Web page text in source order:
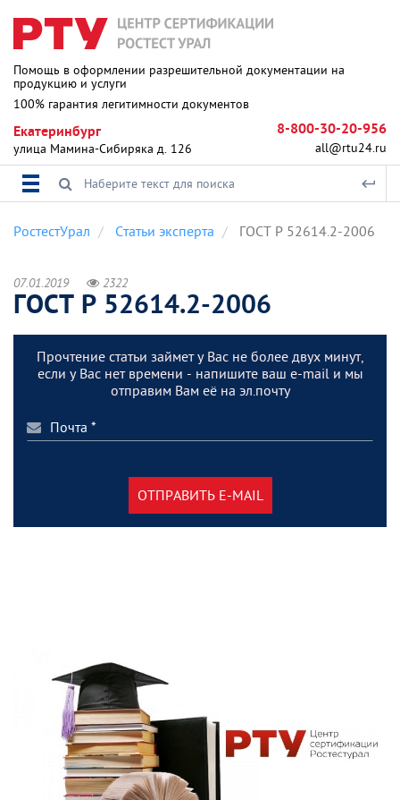
Помощь в оформлении разрешительной документации на
продукцию и услуги
100% гарантия легитимности документов
Екатеринбург
улица Мамина-Сибиряка д. 126
8-800-30-20-956
all@rtu24.ru
РостестУрал Статьи эксперта ГОСТ Р 52614.2-2006
07.01.2019 2322
ГОСТ Р 52614.2-2006
Прочтение статьи займет у Вас не более двух минут,
если у Вас нет времени - напишите ваш e-mail и мы
отправим Вам её на эл.почту
ОТПРАВИТЬ E-MAIL